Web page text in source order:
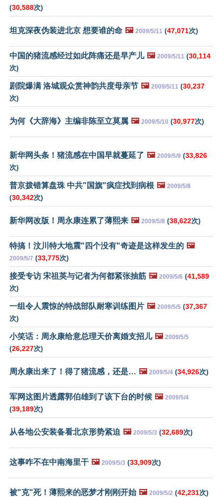
(30,588次)
坦克深夜伪装进北京 想要谁的命 🖼️ 2009/5/11 (47,071次)
中国的猪流感经过如此阵痛还是早产儿 🖼️ 2009/5/11 (30,114
次)
剧院爆满 洛城观众赏神韵共度母亲节 🖼️ 2009/5/11 (30,237
次)
为何《大辞海》主编非陈至立莫属 🖼️ 2009/5/10 (30,977次)
新华网头条！猪流感在中国早就蔓延了 🖼️ 2009/5/9 (33,826
次)
普京拨错算盘珠 中共"国旗"疯症找到病根 🖼️ 2009/5/8
(30,342次)
新华网改版！周永康连累了薄熙来 🖼️ 2009/5/8 (38,622次)
特搞！汶川特大地震"四个没有"奇迹是这样发生的 🖼️
2009/5/7 (33,775次)
接受专访 宋祖英与记者为何都紧张抽筋 🖼️ 2009/5/6 (41,589
次)
一组令人震惊的特战部队耐寒训练图片 🖼️ 2009/5/5 (37,367
次)
小笑话：周永康给意总理天价离婚支招儿 🖼️ 2009/5/5
(26,227次)
周永康出来了！得了猪流感，还是… 🖼️ 2009/5/4 (34,926次)
军网这图片透露郭伯雄到了该下台的时候 🖼️ 2009/5/4
(39,189次)
从各地公安装备看北京形势紧迫 🖼️ 2009/5/3 (32,689次)
这事咋不在中南海里干 🖼️ 2009/5/3 (33,909次)
被"克"死！薄熙来的恶梦才刚刚开始 🖼️ 2009/5/2 (42,231次)